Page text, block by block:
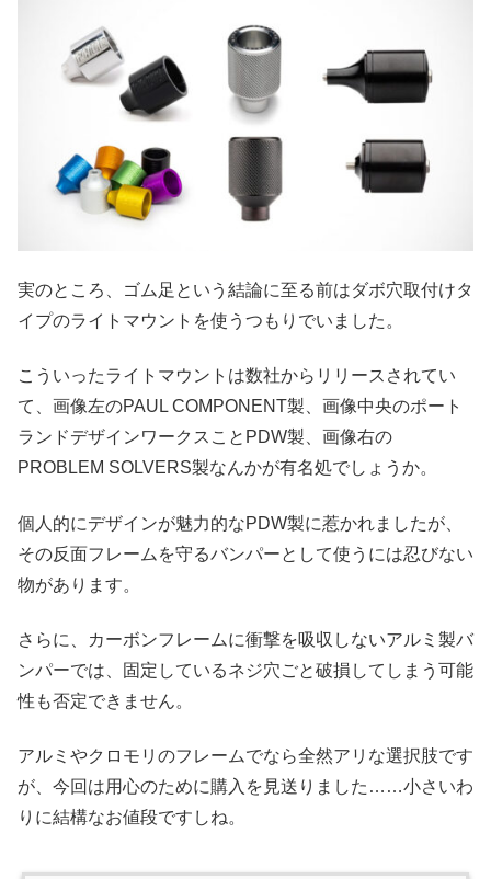
実のところ、ゴム足という結論に至る前はダボ穴取付けタ
イプのライトマウントを使うつもりでいました。
こういったライトマウントは数社からリリースされてい
て、画像左のPAUL COMPONENT製、画像中央のポート
ランドデザインワークスことPDW製、画像右の
PROBLEM SOLVERS製なんかが有名処でしょうか。
個人的にデザインが魅力的なPDW製に惹かれましたが、
その反面フレームを守るバンパーとして使うには忍びない
物があります。
さらに、カーボンフレームに衝撃を吸収しないアルミ製バ
ンパーでは、固定しているネジ穴ごと破損してしまう可能
性も否定できません。
アルミやクロモリのフレームでなら全然アリな選択肢です
が、今回は用心のために購入を見送りました……小さいわ
りに結構なお値段ですしね。